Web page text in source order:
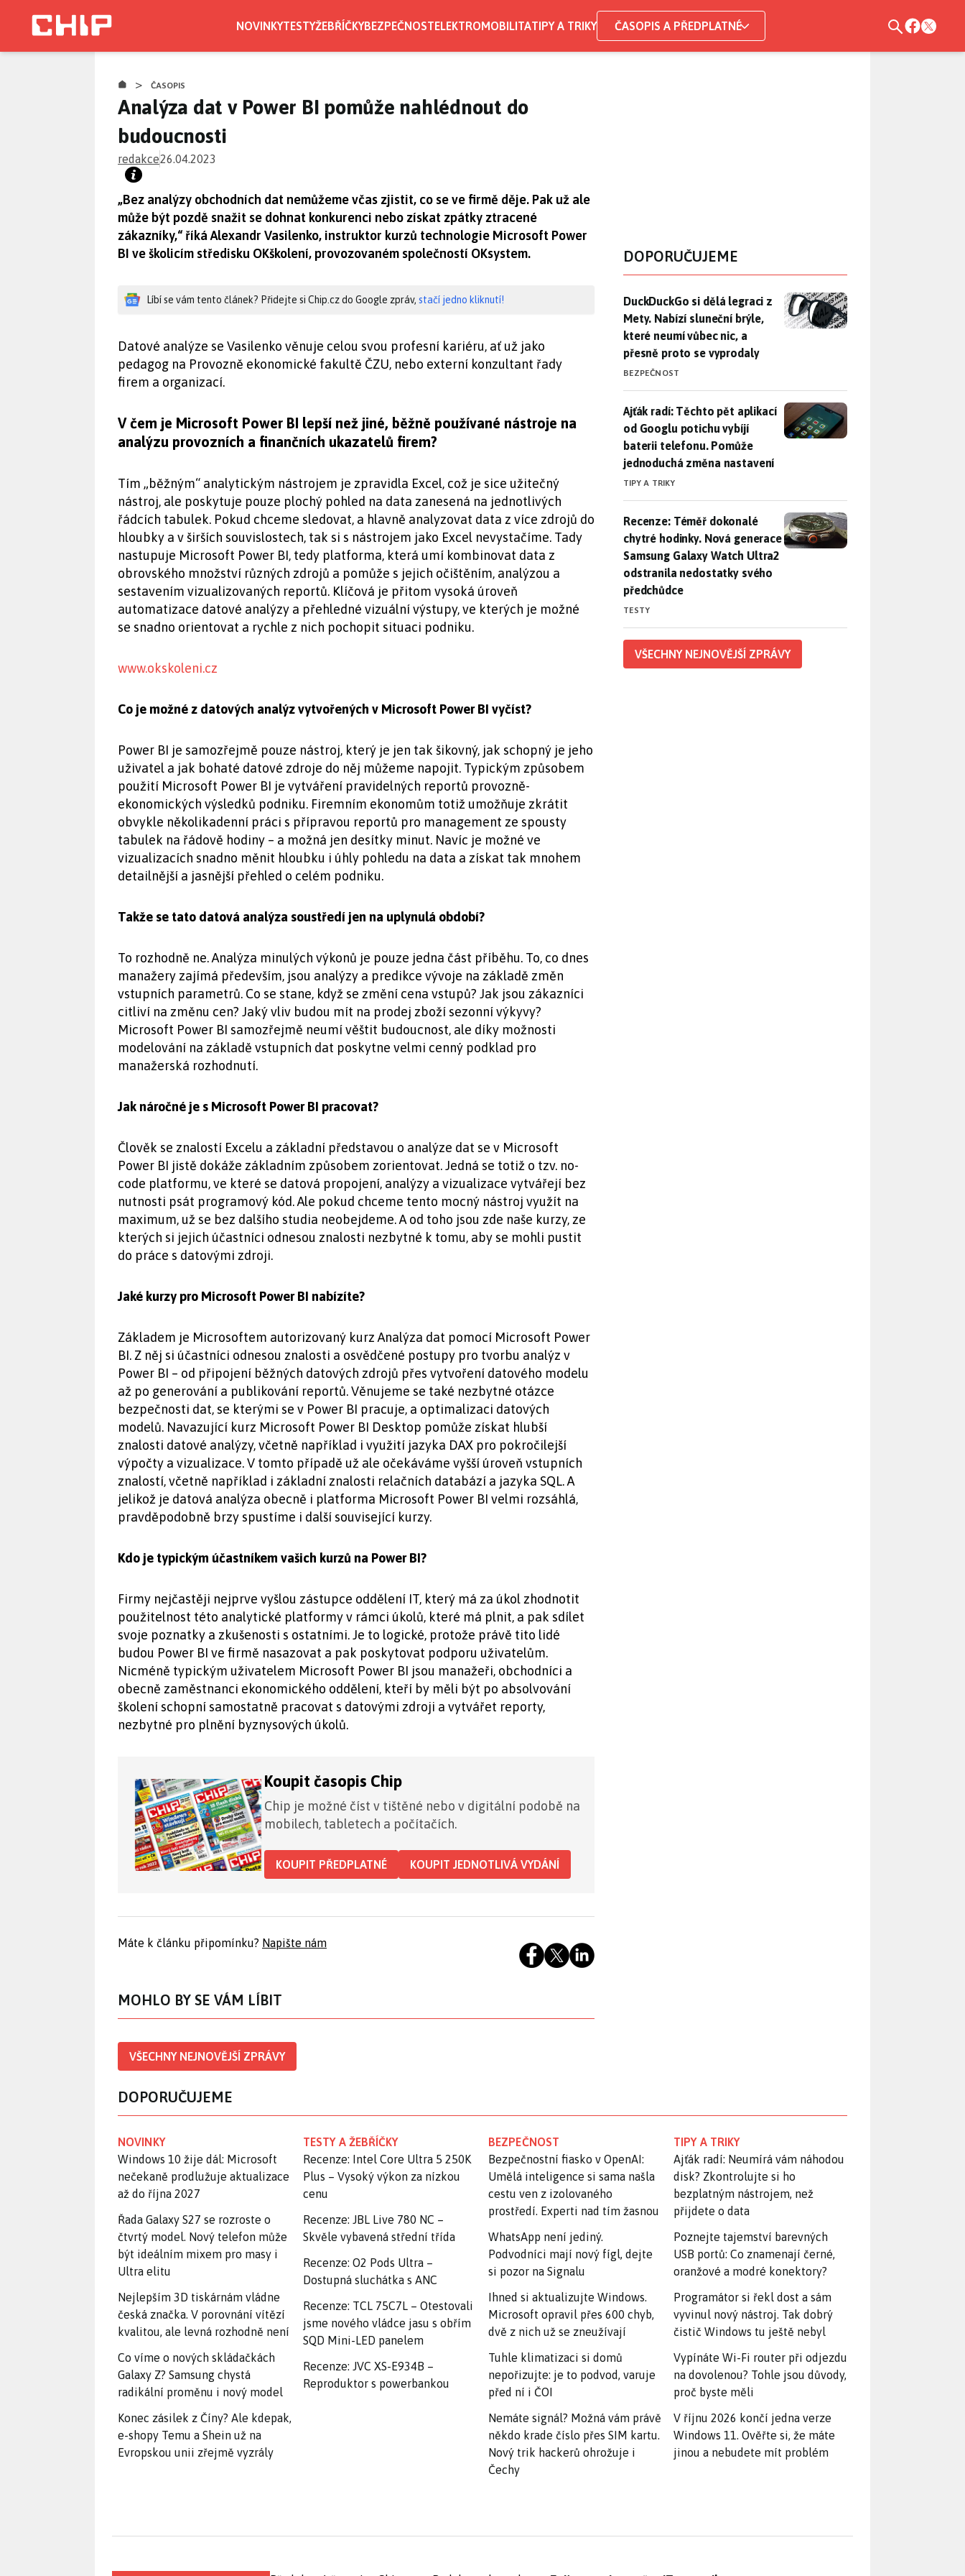
NOVINKYTESTYŽEBŘÍČKYBEZPEČNOSTELEKTROMOBILITATIPY A TRIKY ČASOPIS A PŘEDPLATNÉ
> ČASOPIS
Analýza dat v Power BI pomůže nahlédnout do
budoucnosti
redakce26.04.2023
„Bez analýzy obchodních dat nemůžeme včas zjistit, co se ve firmě děje. Pak už ale
může být pozdě snažit se dohnat konkurenci nebo získat zpátky ztracené
zákazníky,“ říká Alexandr Vasilenko, instruktor kurzů technologie Microsoft Power
BI ve školicím středisku OKškolení, provozovaném společností OKsystem.
Líbí se vám tento článek? Přidejte si Chip.cz do Google zpráv, stačí jedno kliknutí!
Datové analýze se Vasilenko věnuje celou svou profesní kariéru, ať už jako
pedagog na Provozně ekonomické fakultě ČZU, nebo externí konzultant řady
firem a organizací.
V čem je Microsoft Power BI lepší než jiné, běžně používané nástroje na
analýzu provozních a finančních ukazatelů firem?
Tím „běžným“ analytickým nástrojem je zpravidla Excel, což je sice užitečný
nástroj, ale poskytuje pouze plochý pohled na data zanesená na jednotlivých
řádcích tabulek. Pokud chceme sledovat, a hlavně analyzovat data z více zdrojů do
hloubky a v širších souvislostech, tak si s nástrojem jako Excel nevystačíme. Tady
nastupuje Microsoft Power BI, tedy platforma, která umí kombinovat data z
obrovského množství různých zdrojů a pomůže s jejich očištěním, analýzou a
sestavením vizualizovaných reportů. Klíčová je přitom vysoká úroveň
automatizace datové analýzy a přehledné vizuální výstupy, ve kterých je možné
se snadno orientovat a rychle z nich pochopit situaci podniku.
www.okskoleni.cz
Co je možné z datových analýz vytvořených v Microsoft Power BI vyčíst?
Power BI je samozřejmě pouze nástroj, který je jen tak šikovný, jak schopný je jeho
uživatel a jak bohaté datové zdroje do něj můžeme napojit. Typickým způsobem
použití Microsoft Power BI je vytváření pravidelných reportů provozně-
ekonomických výsledků podniku. Firemním ekonomům totiž umožňuje zkrátit
obvykle několikadenní práci s přípravou reportů pro management ze spousty
tabulek na řádově hodiny – a možná jen desítky minut. Navíc je možné ve
vizualizacích snadno měnit hloubku i úhly pohledu na data a získat tak mnohem
detailnější a jasnější přehled o celém podniku.
Takže se tato datová analýza soustředí jen na uplynulá období?
To rozhodně ne. Analýza minulých výkonů je pouze jedna část příběhu. To, co dnes
manažery zajímá především, jsou analýzy a predikce vývoje na základě změn
vstupních parametrů. Co se stane, když se změní cena vstupů? Jak jsou zákazníci
citliví na změnu cen? Jaký vliv budou mít na prodej zboží sezonní výkyvy?
Microsoft Power BI samozřejmě neumí věštit budoucnost, ale díky možnosti
modelování na základě vstupních dat poskytne velmi cenný podklad pro
manažerská rozhodnutí.
Jak náročné je s Microsoft Power BI pracovat?
Člověk se znalostí Excelu a základní představou o analýze dat se v Microsoft
Power BI jistě dokáže základním způsobem zorientovat. Jedná se totiž o tzv. no-
code platformu, ve které se datová propojení, analýzy a vizualizace vytvářejí bez
nutnosti psát programový kód. Ale pokud chceme tento mocný nástroj využít na
maximum, už se bez dalšího studia neobejdeme. A od toho jsou zde naše kurzy, ze
kterých si jejich účastníci odnesou znalosti nezbytné k tomu, aby se mohli pustit
do práce s datovými zdroji.
Jaké kurzy pro Microsoft Power BI nabízíte?
Základem je Microsoftem autorizovaný kurz Analýza dat pomocí Microsoft Power
BI. Z něj si účastníci odnesou znalosti a osvědčené postupy pro tvorbu analýz v
Power BI – od připojení běžných datových zdrojů přes vytvoření datového modelu
až po generování a publikování reportů. Věnujeme se také nezbytné otázce
bezpečnosti dat, se kterými se v Power BI pracuje, a optimalizaci datových
modelů. Navazující kurz Microsoft Power BI Desktop pomůže získat hlubší
znalosti datové analýzy, včetně například i využití jazyka DAX pro pokročilejší
výpočty a vizualizace. V tomto případě už ale očekáváme vyšší úroveň vstupních
znalostí, včetně například i základní znalosti relačních databází a jazyka SQL. A
jelikož je datová analýza obecně i platforma Microsoft Power BI velmi rozsáhlá,
pravděpodobně brzy spustíme i další související kurzy.
Kdo je typickým účastníkem vašich kurzů na Power BI?
Firmy nejčastěji nejprve vyšlou zástupce oddělení IT, který má za úkol zhodnotit
použitelnost této analytické platformy v rámci úkolů, které má plnit, a pak sdílet
svoje poznatky a zkušenosti s ostatními. Je to logické, protože právě tito lidé
budou Power BI ve firmě nasazovat a pak poskytovat podporu uživatelům.
Nicméně typickým uživatelem Microsoft Power BI jsou manažeři, obchodníci a
obecně zaměstnanci ekonomického oddělení, kteří by měli být po absolvování
školení schopní samostatně pracovat s datovými zdroji a vytvářet reporty,
nezbytné pro plnění byznysových úkolů.
Koupit časopis Chip
Chip je možné číst v tištěné nebo v digitální podobě na
mobilech, tabletech a počítačích.
KOUPIT PŘEDPLATNÉ KOUPIT JEDNOTLIVÁ VYDÁNÍ
Máte k článku připomínku? Napište nám
MOHLO BY SE VÁM LÍBIT
VŠECHNY NEJNOVĚJŠÍ ZPRÁVY
DOPORUČUJEME
DuckDuckGo si dělá legraci z Mety. Nabízí sluneční brýle, které
DuckDuckGo si dělá legraci z
Mety. Nabízí sluneční brýle,
které neumí vůbec nic, a
přesně proto se vyprodaly
BEZPEČNOST
Ajťák radí: Těchto pět aplikací od Googlu potichu vybíjí baterii
Ajťák radí: Těchto pět aplikací
od Googlu potichu vybíjí
baterii telefonu. Pomůže
jednoduchá změna nastavení
TIPY A TRIKY
Recenze: Téměř dokonalé chytré hodinky. Nová generace
Recenze: Téměř dokonalé
chytré hodinky. Nová generace
Samsung Galaxy Watch Ultra2
odstranila nedostatky svého
předchůdce
TESTY
VŠECHNY NEJNOVĚJŠÍ ZPRÁVY
DOPORUČUJEME
NOVINKY
Windows 10 žije dál: Microsoft
nečekaně prodlužuje aktualizace
až do října 2027
Řada Galaxy S27 se rozroste o
čtvrtý model. Nový telefon může
být ideálním mixem pro masy i
Ultra elitu
Nejlepším 3D tiskárnám vládne
česká značka. V porovnání vítězí
kvalitou, ale levná rozhodně není
Co víme o nových skládačkách
Galaxy Z? Samsung chystá
radikální proměnu i nový model
Konec zásilek z Číny? Ale kdepak,
e-shopy Temu a Shein už na
Evropskou unii zřejmě vyzrály
TESTY A ŽEBŘÍČKY
Recenze: Intel Core Ultra 5 250K
Plus – Vysoký výkon za nízkou
cenu
Recenze: JBL Live 780 NC –
Skvěle vybavená střední třída
Recenze: O2 Pods Ultra –
Dostupná sluchátka s ANC
Recenze: TCL 75C7L – Otestovali
jsme nového vládce jasu s obřím
SQD Mini-LED panelem
Recenze: JVC XS-E934B –
Reproduktor s powerbankou
BEZPEČNOST
Bezpečnostní fiasko v OpenAI:
Umělá inteligence si sama našla
cestu ven z izolovaného
prostředí. Experti nad tím žasnou
WhatsApp není jediný.
Podvodníci mají nový fígl, dejte
si pozor na Signalu
Ihned si aktualizujte Windows.
Microsoft opravil přes 600 chyb,
dvě z nich už se zneužívají
Tuhle klimatizaci si domů
nepořizujte: je to podvod, varuje
před ní i ČOI
Nemáte signál? Možná vám právě
někdo krade číslo přes SIM kartu.
Nový trik hackerů ohrožuje i
Čechy
TIPY A TRIKY
Ajťák radí: Neumírá vám náhodou
disk? Zkontrolujte si ho
bezplatným nástrojem, než
přijdete o data
Poznejte tajemství barevných
USB portů: Co znamenají černé,
oranžové a modré konektory?
Programátor si řekl dost a sám
vyvinul nový nástroj. Tak dobrý
čistič Windows tu ještě nebyl
Vypínáte Wi-Fi router při odjezdu
na dovolenou? Tohle jsou důvody,
proč byste měli
V říjnu 2026 končí jedna verze
Windows 11. Ověřte si, že máte
jinou a nebudete mít problém